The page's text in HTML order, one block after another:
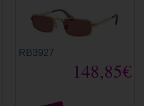
RB3927
148,85€